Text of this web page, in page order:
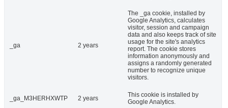
_ga 2 years
The _ga cookie, installed by
Google Analytics, calculates
visitor, session and campaign
data and also keeps track of site
usage for the site's analytics
report. The cookie stores
information anonymously and
assigns a randomly generated
number to recognize unique
visitors.
_ga_M3HERHXWTP 2 years
This cookie is installed by
Google Analytics.